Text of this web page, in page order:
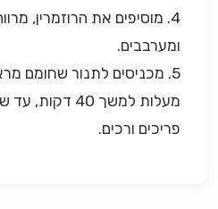
4. מוסיפים את הרוזמרין,
ומערבבים.
מעלות למשך 40
פריכים ורכים.